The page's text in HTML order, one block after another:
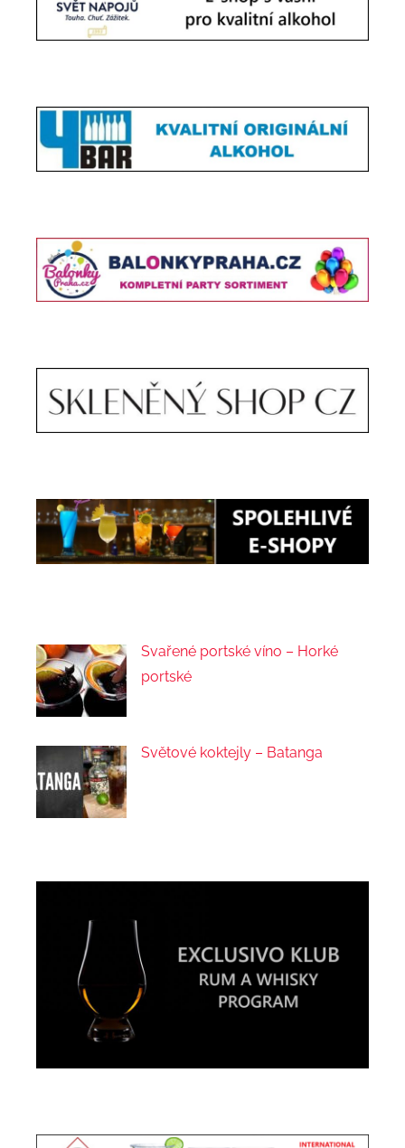
Svařené portské víno – Horké
portské
Světové koktejly – Batanga